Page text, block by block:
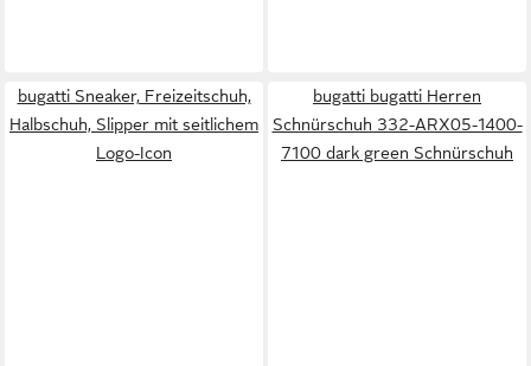
bugatti Sneaker, Freizeitschuh,
Halbschuh, Slipper mit seitlichem
Logo-Icon
bugatti bugatti Herren
Schnürschuh 332-ARX05-1400-
7100 dark green Schnürschuh